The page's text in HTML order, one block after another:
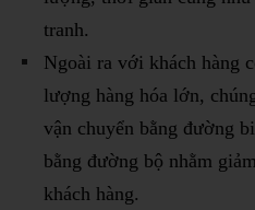
tranh.
Ngoài ra với khách hàng
lượng hàng hóa lớn,
vận chuyển bằng đường
bằng đường bộ nhằm
khách hàng.